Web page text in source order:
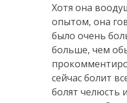
Хотя она
опытом, она
было очень
больше, чем
сейчас болит
болят челюсть